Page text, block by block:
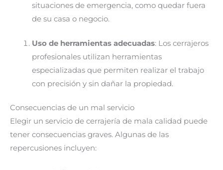
situaciones de emergencia, como quedar fuera
de su casa o negocio.
Uso de herramientas adecuadas: Los cerrajeros
profesionales utilizan herramientas
especializadas que permiten realizar el trabajo
con precisión y sin dañar la propiedad.
Consecuencias de un mal servicio
Elegir un servicio de cerrajería de mala calidad puede
tener consecuencias graves. Algunas de las
repercusiones incluyen: